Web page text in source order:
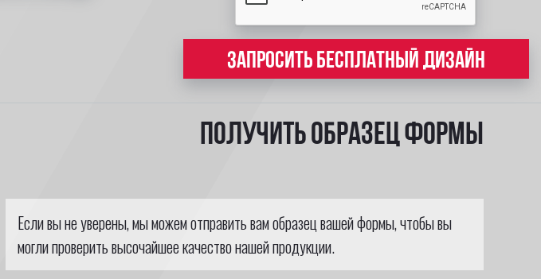
ЗАПРОСИТЬ БЕСПЛАТНЫЙ ДИЗАЙН
Получить образец формы
Если вы не уверены, мы можем отправить вам образец вашей формы, чтобы вы
могли проверить высочайшее качество нашей продукции.